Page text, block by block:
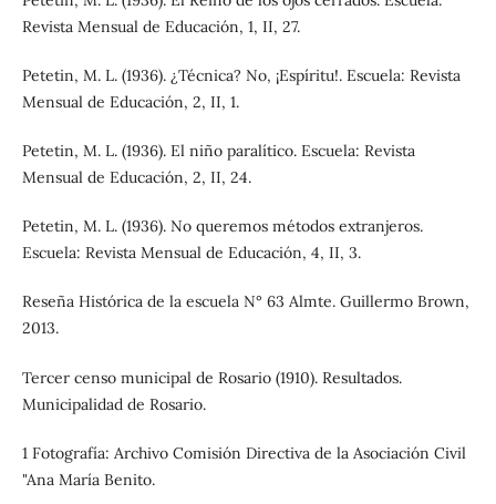
Revista Mensual de Educación, 1, II, 27.
Petetin, M. L. (1936). ¿Técnica? No, ¡Espíritu!. Escuela: Revista
Mensual de Educación, 2, II, 1.
Petetin, M. L. (1936). El niño paralítico. Escuela: Revista
Mensual de Educación, 2, II, 24.
Petetin, M. L. (1936). No queremos métodos extranjeros.
Escuela: Revista Mensual de Educación, 4, II, 3.
Reseña Histórica de la escuela N° 63 Almte. Guillermo Brown,
2013.
Tercer censo municipal de Rosario (1910). Resultados.
Municipalidad de Rosario.
1 Fotografía: Archivo Comisión Directiva de la Asociación Civil
"Ana María Benito.